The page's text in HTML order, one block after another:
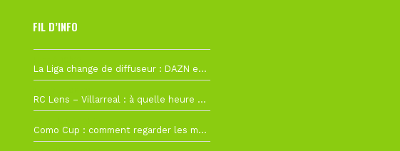
FIL D’INFO
La Liga change de diffuseur : DAZN et Disney+ remplacent beIN Sports !
RC Lens – Villarreal : à quelle heure et sur quelle chaîne voir la finale de la Como Cup ?
Como Cup : comment regarder les matchs du RC Lens en direct ?